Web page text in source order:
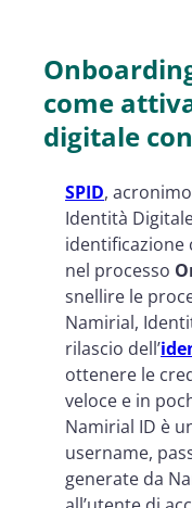
come
digitale
SPID,
Identità
identificazione
nel processo
snellire le
Namirial,
rilascio dell’
ottenere le
veloce e in
Namirial ID è
username,
generate da